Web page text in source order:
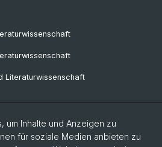
Literaturwissenschaft
um Inhalte und Anzeigen zu
für soziale Medien anbieten zu